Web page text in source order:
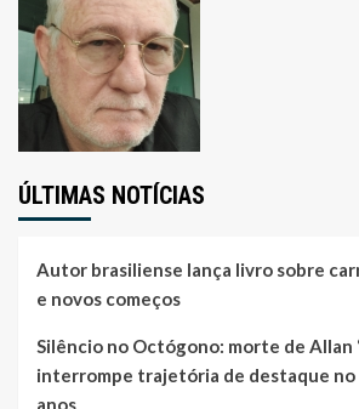
ÚLTIMAS NOTÍCIAS
Autor brasiliense lança livro sobre
e novos começos
Silêncio no Octógono: morte de Allan
interrompe trajetória de destaque no
anos